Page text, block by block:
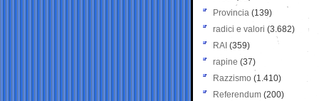
Provincia (139)
radici e valori (3.682)
RAI (359)
rapine (37)
Razzismo (1.410)
Referendum (200)